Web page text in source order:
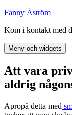
Hoppa
innehåll
Fanny Åström
Kom i kontakt med
Meny och widgets
Att vara
aldrig
Apropå detta med